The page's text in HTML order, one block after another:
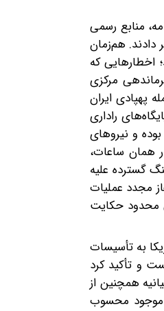
منابع رسمی
دادند. هم‌زمان
اخطارهایی که
مرکزی
پهپادی ایران
راداری
و نیروهای
همان ساعات،
گسترده علیه
مجدد عملیات
محدود حکایت
به تأسیسات
و تأکید کرد
همچنین از
موجود محسوب